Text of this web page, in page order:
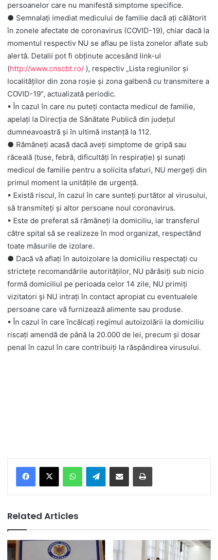
persoanelor care nu manifestă simptome specifice.
● Semnalați imediat medicului de familie dacă ați călătorit
în zonele afectate de coronavirus (COVID-19), chiar dacă la
momentul respectiv NU se aflau pe lista zonelor aflate sub
alertă. Detalii pot fi obținute accesând link-ul
(http://www.cnscbt.ro/ ), respectiv „Lista regiunilor și
localităților din zona roșie și zona galbenă cu transmitere a
COVID-19”, actualizată periodic.
▪ În cazul în care nu puteți contacta medicul de familie,
apelați la Direcția de Sănătate Publică din județul
dumneavoastră și în ultimă instanță la 112.
● Rămâneți acasă dacă aveți simptome de gripă sau
răceală (tuse, febră, dificultăți în respirație) și sunați
medicul de familie pentru a solicita sfaturi, NU mergeți din
primul moment la unitățile de urgență.
▪ Există riscul, în cazul în care sunteți purtător al virusului,
să transmiteți și altor persoane noul coronavirus.
▪ Este de preferat să rămâneți la domiciliu, iar transferul
către spital să se realizeze în mod organizat, respectând
toate măsurile de izolare.
● Dacă vă aflați în autoizolare la domiciliu respectați cu
strictețe recomandările autorităților, NU părăsiți sub nicio
formă domiciliul pe perioada celor 14 zile, NU primiți
vizitatori și NU intrați în contact apropiat cu eventualele
persoane care vă furnizează alimente sau produse.
▪ În cazul în care încălcați regimul autoizolării la domiciliu
riscați amendă de până la 20.000 de lei, precum și dosar
penal în cazul în care contribuiți la răspândirea virusului.
Telegram
Related Articles